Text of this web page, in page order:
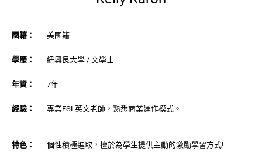
國籍： 美國籍
學歷： 紐奧良大學 / 文學士
年資： 7年
經驗： 專業ESL英文老師，熟悉商業運作模式。
特色： 個性積極進取，擅於為學生提供主動的激勵學習方式!